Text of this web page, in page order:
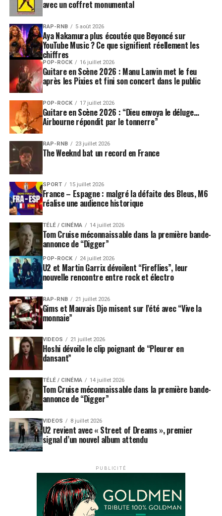
avec un coffret monumental
RAP-RNB 5 août 2026
Aya Nakamura plus écoutée que Beyoncé sur
YouTube Music ? Ce que signifient réellement les
chiffres
POP-ROCK 16 juillet 2026
Guitare en Scène 2026 : Manu Lanvin met le feu
après les Pixies et fini son concert dans le public
POP-ROCK 17 juillet 2026
Guitare en Scène 2026 : “Dieu envoya le déluge…
Airbourne répondit par le tonnerre”
RAP-RNB 23 juillet 2026
The Weeknd bat un record en France
SPORT 15 juillet 2026
France – Espagne : malgré la défaite des Bleus, M6
réalise une audience historique
TÉLÉ / CINÉMA 14 juillet 2026
Tom Cruise méconnaissable dans la première bande-
annonce de “Digger”
POP-ROCK 24 juillet 2026
U2 et Martin Garrix dévoilent “Fireflies”, leur
nouvelle rencontre entre rock et électro
RAP-RNB 21 juillet 2026
Gims et Mauvais Djo misent sur l’été avec “Vive la
monnaie”
VIDEOS 21 juillet 2026
Hoshi dévoile le clip poignant de “Pleurer en
dansant”
TÉLÉ / CINÉMA 14 juillet 2026
Tom Cruise méconnaissable dans la première bande-
annonce de “Digger”
VIDEOS 8 juillet 2026
U2 revient avec « Street of Dreams », premier
signal d’un nouvel album attendu
PUBLICITÉ